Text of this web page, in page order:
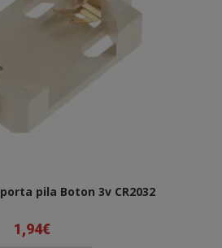
pila Boton 3v CR2032
1,94€